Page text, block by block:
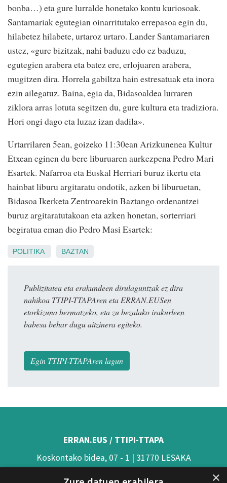
bonba…) eta gure lurralde honetako kontu kuriosoak.
Santamariak egutegian oinarritutako errepasoa egin du,
hilabetez hilabete, urtaroz urtaro. Lander Santamariaren
ustez, «gure bizitzak, nahi baduzu edo ez baduzu,
egutegien arabera eta batez ere, erlojuaren arabera,
mugitzen dira. Horrela gabiltza hain estresatuak eta inora
ezin ailegatuz. Baina, egia da, Bidasoaldea lurraren
ziklora arras lotuta segitzen du, gure kultura eta tradiziora.
Hori ongi dago eta luzaz izan dadila».
Urtarrilaren 5ean, goizeko 11:30ean Arizkunenea Kultur
Etxean eginen du bere liburuaren aurkezpena Pedro Mari
Esartek. Nafarroa eta Euskal Herriari buruz ikertu eta
hainbat liburu argitaratu ondotik, azken bi liburuetan,
Bidasoa Ikerketa Zentroarekin Baztango ordenantzei
buruz argitaratutakoan eta azken honetan, sorterriari
begiratua eman dio Pedro Masi Esartek:
POLITIKA BAZTAN
Publizitatea eta erakundeen dirulaguntzak ez dira
nahikoa TTIPI-TTAPAren eta ERRAN.EUSen
etorkizuna bermatzeko, eta zu bezalako irakurleen
babesa behar dugu aitzinera egiteko.
Egin TTIPI-TTAPAren lagun
ERRAN.EUS / TTIPI-TTAPA
Koskontako bidea, 07 - 1 | 31770 LESAKA
×